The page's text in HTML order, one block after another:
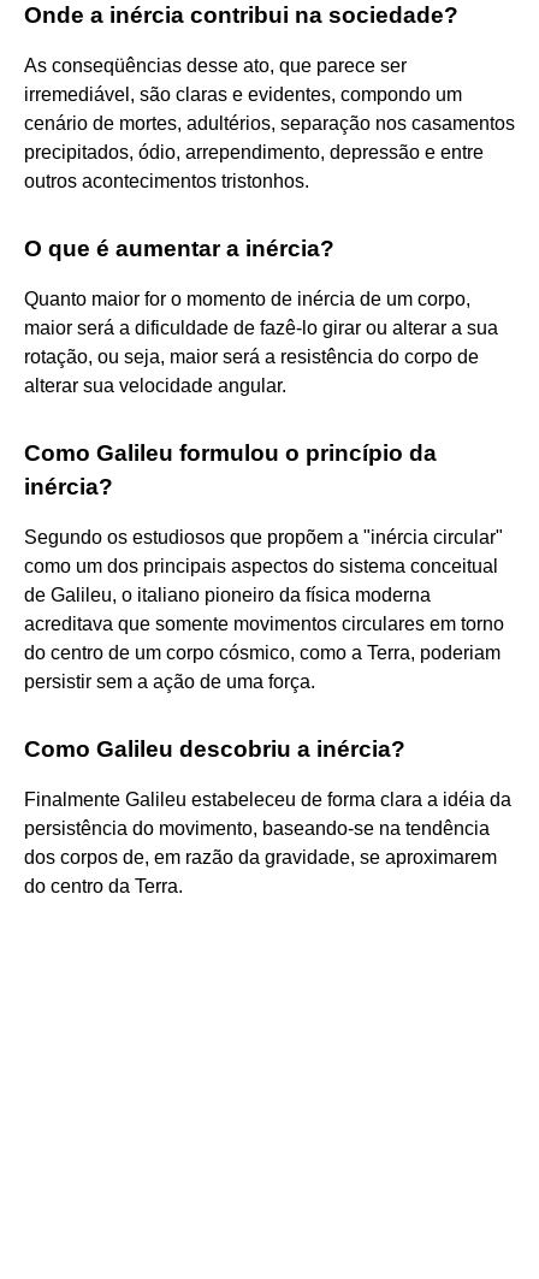
Onde a inércia contribui na sociedade?
As conseqüências desse ato, que parece ser
irremediável, são claras e evidentes, compondo um
cenário de mortes, adultérios, separação nos casamentos
precipitados, ódio, arrependimento, depressão e entre
outros acontecimentos tristonhos.
O que é aumentar a inércia?
Quanto maior for o momento de inércia de um corpo,
maior será a dificuldade de fazê-lo girar ou alterar a sua
rotação, ou seja, maior será a resistência do corpo de
alterar sua velocidade angular.
Como Galileu formulou o princípio da
inércia?
Segundo os estudiosos que propõem a "inércia circular"
como um dos principais aspectos do sistema conceitual
de Galileu, o italiano pioneiro da física moderna
acreditava que somente movimentos circulares em torno
do centro de um corpo cósmico, como a Terra, poderiam
persistir sem a ação de uma força.
Como Galileu descobriu a inércia?
Finalmente Galileu estabeleceu de forma clara a idéia da
persistência do movimento, baseando-se na tendência
dos corpos de, em razão da gravidade, se aproximarem
do centro da Terra.